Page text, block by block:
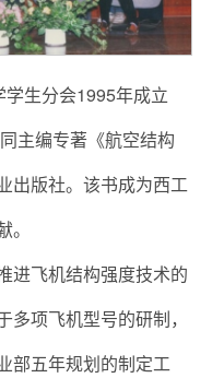
生分会1995年成立
主编专著《航空结构
出版社。该书成为西工
进飞机结构强度技术的
项飞机型号的研制，
部五年规划的制定工